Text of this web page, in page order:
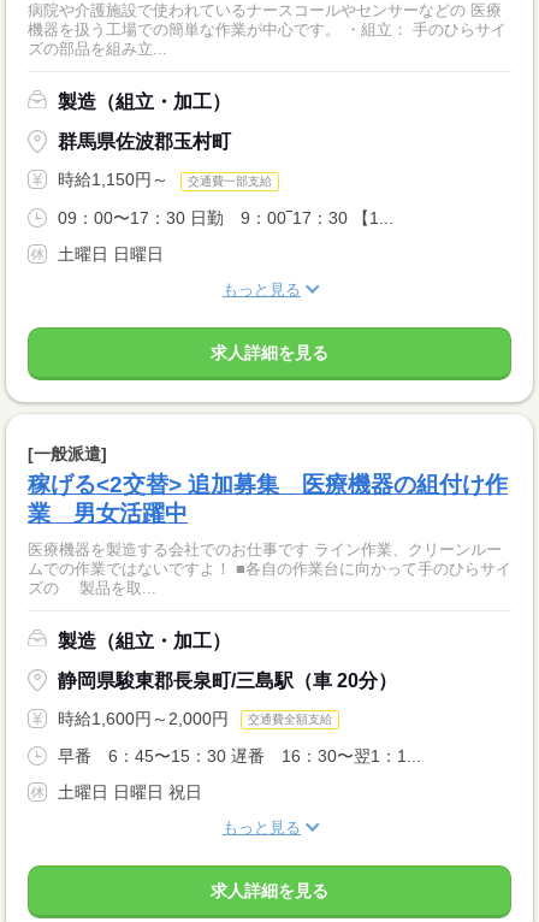
病院や介護施設で使われているナースコールやセンサーなどの 医療
機器を扱う工場での簡単な作業が中心です。 ・組立： 手のひらサイ
ズの部品を組み立...
製造（組立・加工）
群馬県佐波郡玉村町
時給1,150円～ 交通費一部支給
09：00〜17：30 日勤 9：00‾17：30 【1...
土曜日 日曜日
もっと見る
求人詳細を見る
[一般派遣]
稼げる<2交替> 追加募集 医療機器の組付け作
業 男女活躍中
医療機器を製造する会社でのお仕事です ライン作業、クリーンルー
ムでの作業ではないですよ！ ■各自の作業台に向かって手のひらサイ
ズの 製品を取...
製造（組立・加工）
静岡県駿東郡長泉町/三島駅（車 20分）
時給1,600円～2,000円 交通費全額支給
早番 6：45〜15：30 遅番 16：30〜翌1：1...
土曜日 日曜日 祝日
もっと見る
求人詳細を見る